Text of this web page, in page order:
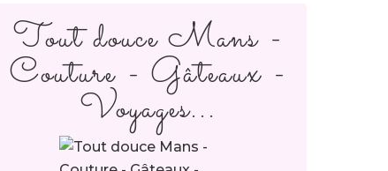
Tout douce Mans -
Couture - Gâteaux -
Voyages...